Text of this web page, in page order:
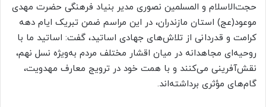
حجت‌الاسلام و المسلمین نصوری مدیر بنیاد فرهنگی حضرت مهدی
موعود(عج) استان مازندران، در این مراسم ضمن تبریک ایام دهه
کرامت و قدردانی از تلاش‌های جهادی اساتید، گفت: اساتید ما با
روحیه‌ای مجاهدانه در میان اقشار مختلف مردم به‌ویژه نسل نهم،
نقش‌آفرینی می‌کنند و با همت خود در ترویج معارف مهدویت،
گام‌های مؤثری برداشته‌اند.